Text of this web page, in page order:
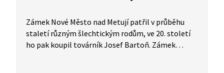
Zámek Nové Město nad Metují patřil v průběhu
staletí různým šlechtickým rodům, ve 20. století
ho pak koupil továrník Josef Bartoň. Zámek